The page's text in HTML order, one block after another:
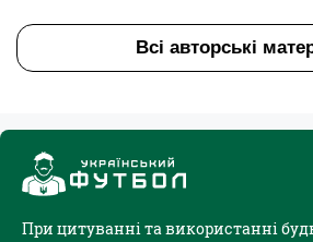
Всі авторські
При цитуванні та використанні